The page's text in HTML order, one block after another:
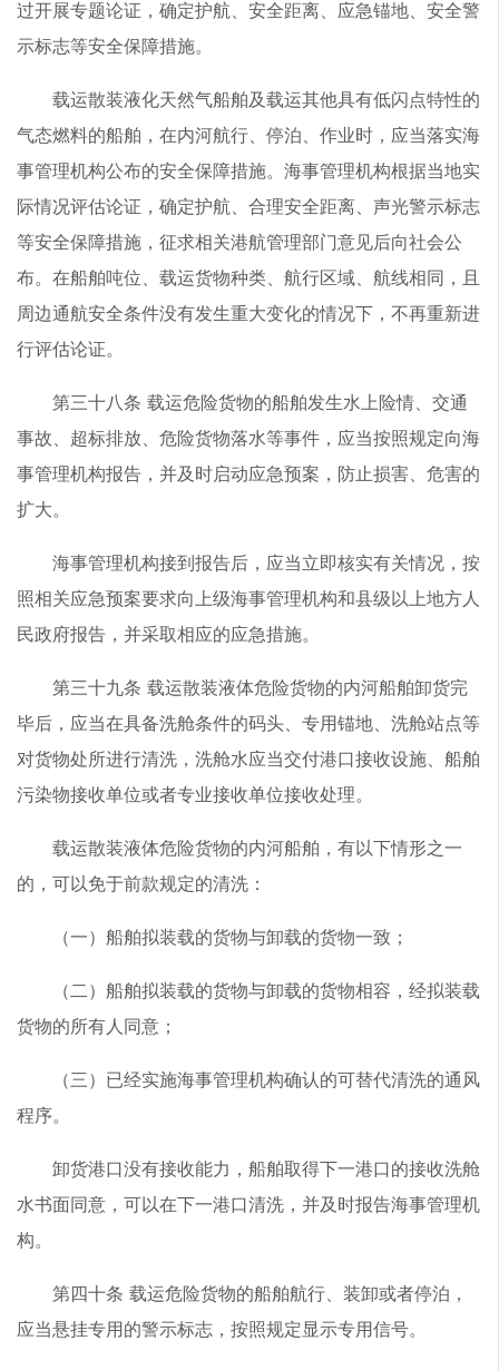
过开展专题论证，确定护航、安全距离、应急锚地、安全警
示标志等安全保障措施。
载运散装液化天然气船舶及载运其他具有低闪点特性的
气态燃料的船舶，在内河航行、停泊、作业时，应当落实海
事管理机构公布的安全保障措施。海事管理机构根据当地实
际情况评估论证，确定护航、合理安全距离、声光警示标志
等安全保障措施，征求相关港航管理部门意见后向社会公
布。在船舶吨位、载运货物种类、航行区域、航线相同，且
周边通航安全条件没有发生重大变化的情况下，不再重新进
行评估论证。
第三十八条 载运危险货物的船舶发生水上险情、交通
事故、超标排放、危险货物落水等事件，应当按照规定向海
事管理机构报告，并及时启动应急预案，防止损害、危害的
扩大。
海事管理机构接到报告后，应当立即核实有关情况，按
照相关应急预案要求向上级海事管理机构和县级以上地方人
民政府报告，并采取相应的应急措施。
第三十九条 载运散装液体危险货物的内河船舶卸货完
毕后，应当在具备洗舱条件的码头、专用锚地、洗舱站点等
对货物处所进行清洗，洗舱水应当交付港口接收设施、船舶
污染物接收单位或者专业接收单位接收处理。
载运散装液体危险货物的内河船舶，有以下情形之一
的，可以免于前款规定的清洗：
（一）船舶拟装载的货物与卸载的货物一致；
（二）船舶拟装载的货物与卸载的货物相容，经拟装载
货物的所有人同意；
（三）已经实施海事管理机构确认的可替代清洗的通风
程序。
卸货港口没有接收能力，船舶取得下一港口的接收洗舱
水书面同意，可以在下一港口清洗，并及时报告海事管理机
构。
第四十条 载运危险货物的船舶航行、装卸或者停泊，
应当悬挂专用的警示标志，按照规定显示专用信号。